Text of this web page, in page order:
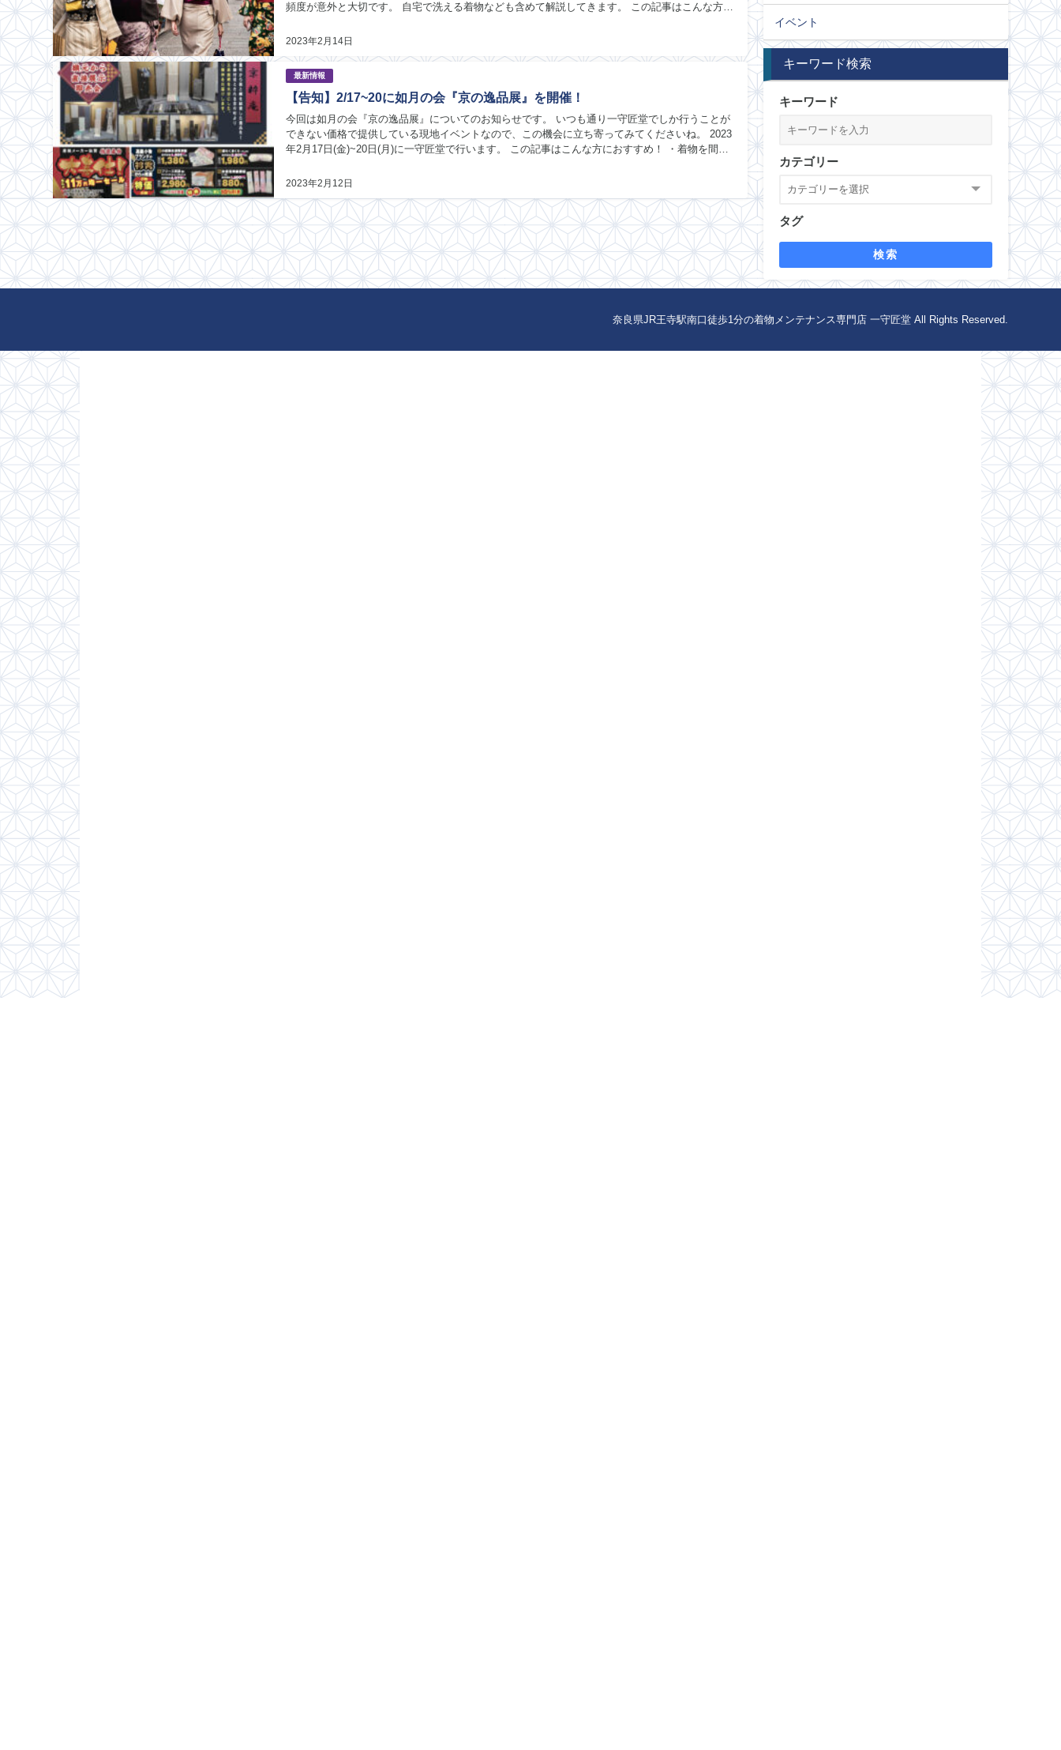
2023年2月14日
頻度が意外と大切です。 自宅で洗える着物なども含めて解説してきます。 この記事はこんな方に
最新情報
【告知】2/17~20に如月の会『京の逸品展』を開催！
2023年2月12日
今回は如月の会『京の逸品展』についてのお知らせです。 いつも通り一守匠堂でしか行うことが
できない価格で提供している現地イベントなので、この機会に立ち寄ってみてくださいね。 2023
年2月17日(金)~20日(月)に一守匠堂で行います。 この記事はこんな方におすすめ！ ・着物を間近
イベント
キーワード検索
キーワード
カテゴリー
タグ
検索
奈良県JR王寺駅南口徒歩1分の着物メンテナンス専門店 一守匠堂 All Rights Reserved.